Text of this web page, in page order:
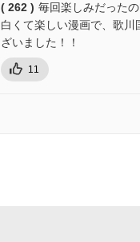
( 262 ) 毎回楽しみだった
白くて楽しい漫画で、歌
ざいました！！
11